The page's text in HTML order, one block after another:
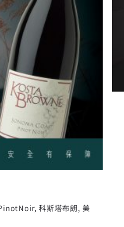
市！
,科斯塔布朗, 美